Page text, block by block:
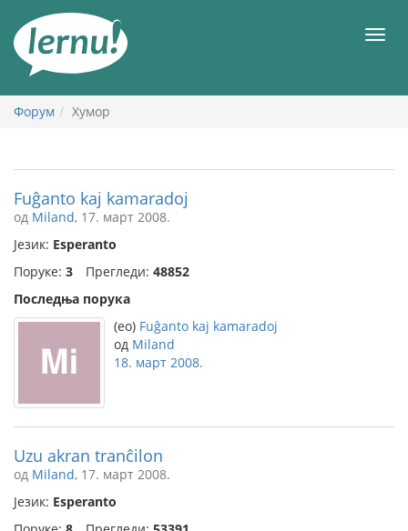
садржају
Форум Хумор
Fuĝanto kaj kamaradoj
од Miland, 17. март 2008.
Језик: Esperanto
Поруке: 3 Прегледи: 48852
Последња порука
(eo) Fuĝanto kaj kamaradoj
од Miland
18. март 2008.
Uzu akran tranĉilon
од Miland, 17. март 2008.
Језик: Esperanto